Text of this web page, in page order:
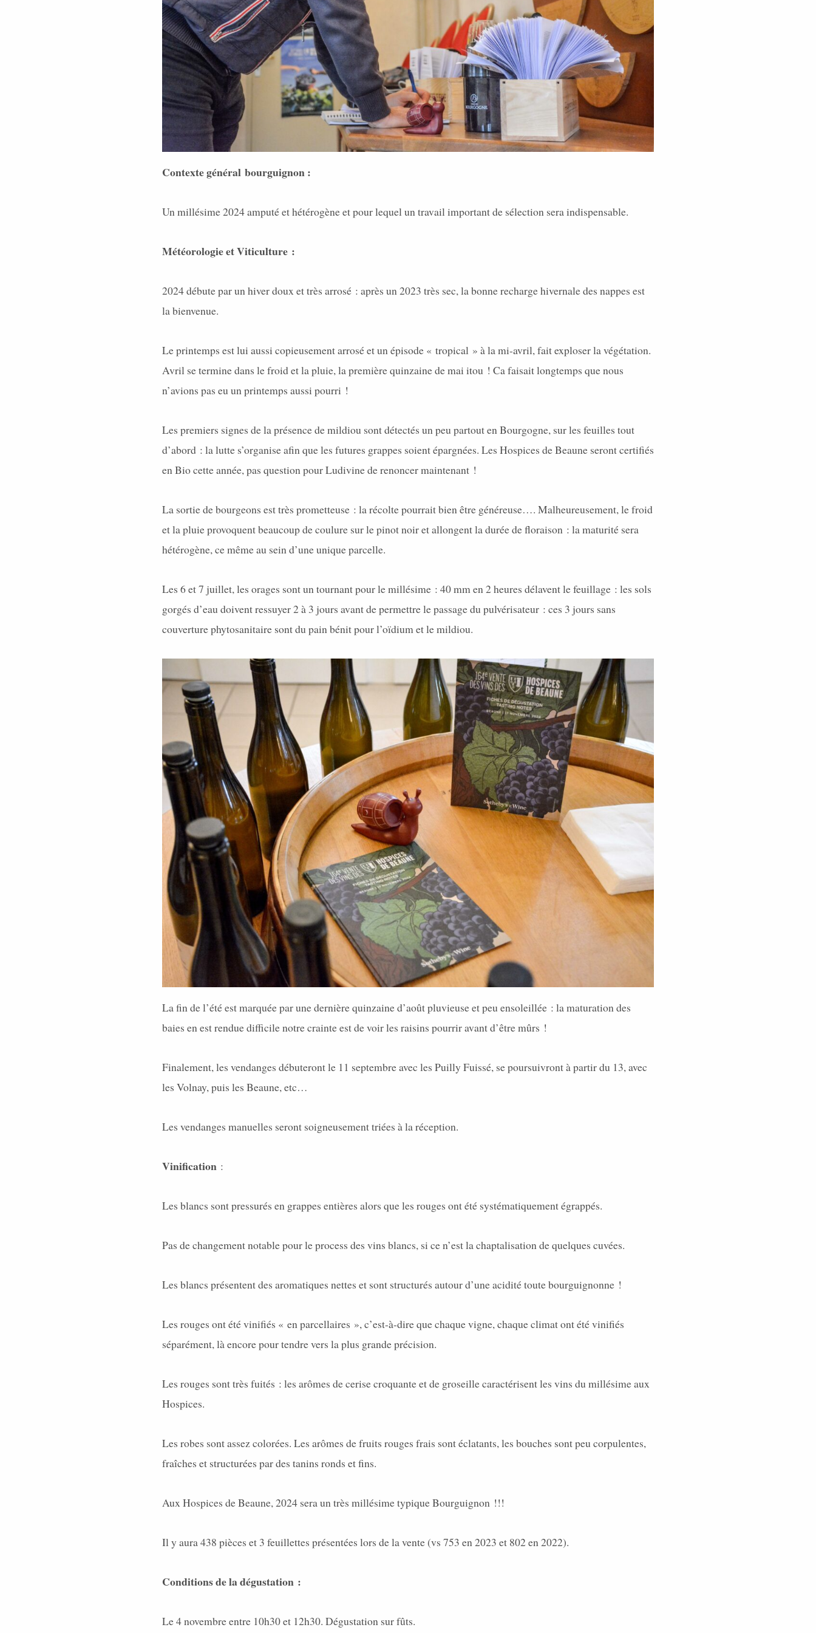
Contexte général bourguignon :
Un millésime 2024 amputé et hétérogène et pour lequel un travail important de sélection sera indispensable.
Météorologie et Viticulture :
2024 débute par un hiver doux et très arrosé : après un 2023 très sec, la bonne recharge hivernale des nappes est
la bienvenue.
Le printemps est lui aussi copieusement arrosé et un épisode « tropical » à la mi-avril, fait exploser la végétation.
Avril se termine dans le froid et la pluie, la première quinzaine de mai itou ! Ca faisait longtemps que nous
n’avions pas eu un printemps aussi pourri !
Les premiers signes de la présence de mildiou sont détectés un peu partout en Bourgogne, sur les feuilles tout
d’abord : la lutte s’organise afin que les futures grappes soient épargnées. Les Hospices de Beaune seront certifiés
en Bio cette année, pas question pour Ludivine de renoncer maintenant !
La sortie de bourgeons est très prometteuse : la récolte pourrait bien être généreuse…. Malheureusement, le froid
et la pluie provoquent beaucoup de coulure sur le pinot noir et allongent la durée de floraison : la maturité sera
hétérogène, ce même au sein d’une unique parcelle.
Les 6 et 7 juillet, les orages sont un tournant pour le millésime : 40 mm en 2 heures délavent le feuillage : les sols
gorgés d’eau doivent ressuyer 2 à 3 jours avant de permettre le passage du pulvérisateur : ces 3 jours sans
couverture phytosanitaire sont du pain bénit pour l’oïdium et le mildiou.
La fin de l’été est marquée par une dernière quinzaine d’août pluvieuse et peu ensoleillée : la maturation des
baies en est rendue difficile notre crainte est de voir les raisins pourrir avant d’être mûrs !
Finalement, les vendanges débuteront le 11 septembre avec les Puilly Fuissé, se poursuivront à partir du 13, avec
les Volnay, puis les Beaune, etc…
Les vendanges manuelles seront soigneusement triées à la réception.
Vinification :
Les blancs sont pressurés en grappes entières alors que les rouges ont été systématiquement égrappés.
Pas de changement notable pour le process des vins blancs, si ce n’est la chaptalisation de quelques cuvées.
Les blancs présentent des aromatiques nettes et sont structurés autour d’une acidité toute bourguignonne !
Les rouges ont été vinifiés « en parcellaires », c’est-à-dire que chaque vigne, chaque climat ont été vinifiés
séparément, là encore pour tendre vers la plus grande précision.
Les rouges sont très fuités : les arômes de cerise croquante et de groseille caractérisent les vins du millésime aux
Hospices.
Les robes sont assez colorées. Les arômes de fruits rouges frais sont éclatants, les bouches sont peu corpulentes,
fraîches et structurées par des tanins ronds et fins.
Aux Hospices de Beaune, 2024 sera un très millésime typique Bourguignon !!!
Il y aura 438 pièces et 3 feuillettes présentées lors de la vente (vs 753 en 2023 et 802 en 2022).
Conditions de la dégustation :
Le 4 novembre entre 10h30 et 12h30. Dégustation sur fûts.